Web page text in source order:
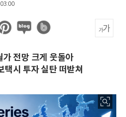
전망 크게 웃돌아
택시 투자 실탄 떠받쳐